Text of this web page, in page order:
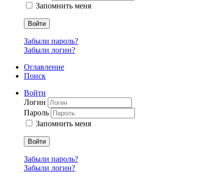
Запомнить меня
Войти
Забыли пароль?
Забыли логин?
Оглавление
Поиск
Войти
Логин
Пароль
Запомнить меня
Войти
Забыли пароль?
Забыли логин?